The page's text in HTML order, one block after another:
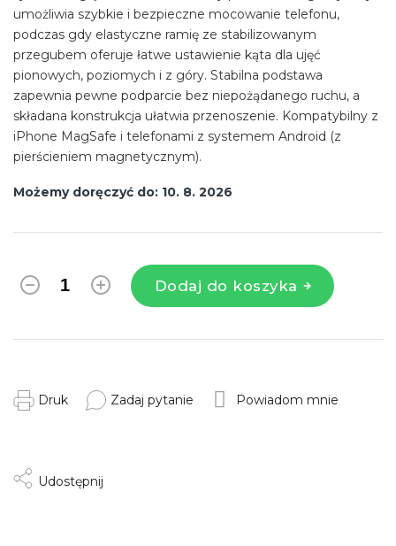
Możemy doręczyć do: 10. 8. 2026
Dodaj do koszyka
umożliwia szybkie i bezpieczne mocowanie telefonu,
podczas gdy elastyczne ramię ze stabilizowanym
przegubem oferuje łatwe ustawienie kąta dla ujęć
pionowych, poziomych i z góry. Stabilna podstawa
zapewnia pewne podparcie bez niepożądanego ruchu, a
składana konstrukcja ułatwia przenoszenie. Kompatybilny z
iPhone MagSafe i telefonami z systemem Android (z
pierścieniem magnetycznym).
Druk Zadaj pytanie Powiadom mnie
Udostępnij